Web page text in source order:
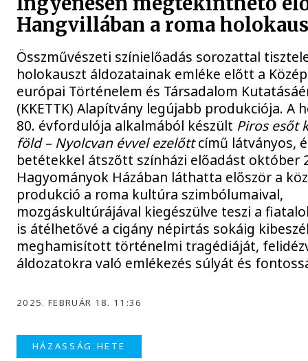
Hangvillában a roma
Összművészeti színielőadás sorozattal
holokauszt áldozatainak emléke előtt a
európai Történelem és Társadalom
(KKETTK) Alapítvány legújabb produkciója. A
80. évfordulója alkalmából készült Piros esőt
föld – Nyolcvan évvel ezelőttcímű látványos,
betétekkel átszőtt színházi előadást október
Hagyományok Házában láthatta először a
produkció a roma kultúra szimbólumaival,
mozgáskultúrájával kiegészülve teszi a
is átélhetővé a cigány népirtás sokáig
meghamisított történelmi tragédiáját,
áldozatokra való emlékezés súlyát és
2025. FEBRUÁR 18. 11:36
HÁZASSÁG HETE